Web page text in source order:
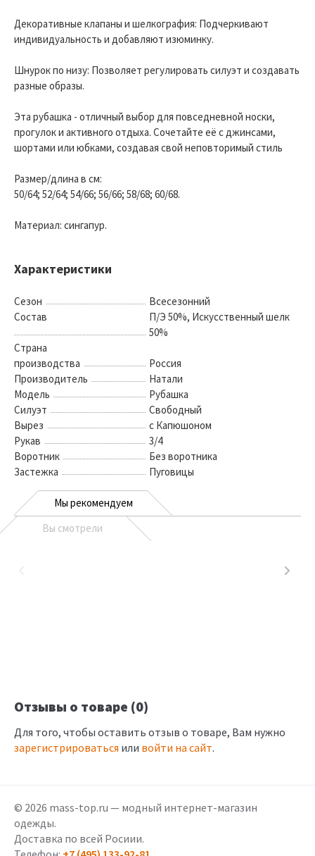
Декоративные клапаны и шелкография: Подчеркивают
индивидуальность и добавляют изюминку.
Шнурок по низу: Позволяет регулировать силуэт и создавать
разные образы.
Эта рубашка - отличный выбор для повседневной носки,
прогулок и активного отдыха. Сочетайте её с джинсами,
шортами или юбками, создавая свой неповторимый стиль
Размер/длина в см:
50/64; 52/64; 54/66; 56/66; 58/68; 60/68.
Материал: сингапур.
Характеристики
Сезон
Всесезонний
Состав
П/Э 50%, Искусственный шелк
50%
Страна
производства
Россия
Производитель
Натали
Модель
Рубашка
Силуэт
Свободный
Вырез
с Капюшоном
Рукав
3/4
Воротник
Без воротника
Застежка
Пуговицы
Мы рекомендуем
Вы смотрели
Отзывы о товаре (0)
Для того, чтобы оставить отзыв о товаре, Вам нужно
зарегистрироваться или войти на сайт.
© 2026 mass-top.ru — модный интернет-магазин
одежды.
Доставка по всей Росиии.